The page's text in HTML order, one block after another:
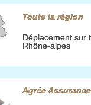
Toute la région
Déplacement sur
Rhône-alpes
Agrée